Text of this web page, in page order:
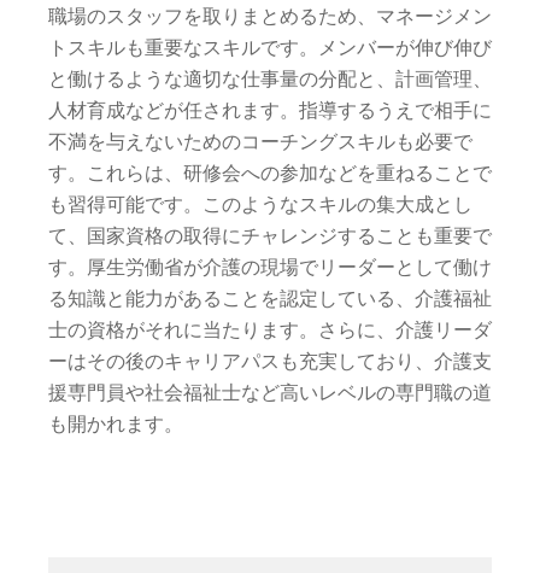
職場のスタッフを取りまとめるため、マネージメン
トスキルも重要なスキルです。メンバーが伸び伸び
と働けるような適切な仕事量の分配と、計画管理、
人材育成などが任されます。指導するうえで相手に
不満を与えないためのコーチングスキルも必要で
す。これらは、研修会への参加などを重ねることで
も習得可能です。このようなスキルの集大成とし
て、国家資格の取得にチャレンジすることも重要で
す。厚生労働省が介護の現場でリーダーとして働け
る知識と能力があることを認定している、介護福祉
士の資格がそれに当たります。さらに、介護リーダ
ーはその後のキャリアパスも充実しており、介護支
援専門員や社会福祉士など高いレベルの専門職の道
も開かれます。